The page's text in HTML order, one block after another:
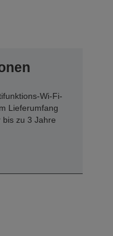
Wi-Fi-
Lieferumfang
bis zu 3 Jahre